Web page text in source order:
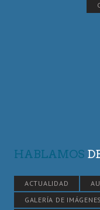
HABLAMOS
ACTUALIDAD
GALERÍA DE IMÁGENES